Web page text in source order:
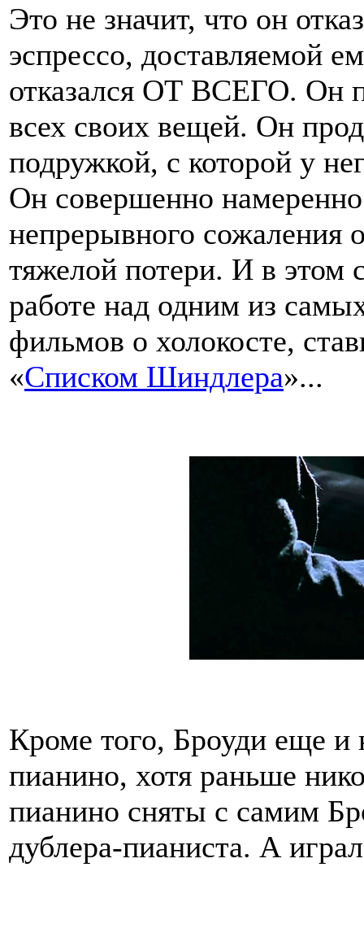
Это не значит, что он
эспрессо, доставляемой
отказался ОТ ВСЕГО. Он
всех своих вещей. Он
подружкой, с которой у
Он совершенно
непрерывного сожаления
тяжелой потери. И в этом
работе над одним из
фильмов о холокосте,
«Списком Шиндлера»...
Кроме того, Броуди еще и
пианино, хотя раньше
пианино сняты с самим
дублера-пианиста. А